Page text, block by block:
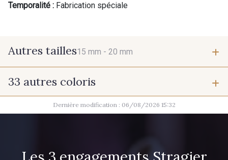
Temporalité : Fabrication spéciale
Autres tailles15 mm - 20 mm
15 mm
33 autres coloris
37 - Jaune Poussin 38 - Jaune Soleil
Dernière modification : 06/08/2026 15:32